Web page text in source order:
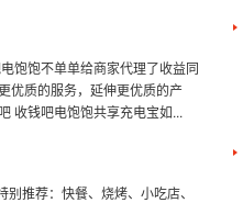
饱饱不单单给商家代理了收益同
优质的服务，延伸更优质的产
收钱吧电饱饱共享充电宝如...
推荐：快餐、烧烤、小吃店、